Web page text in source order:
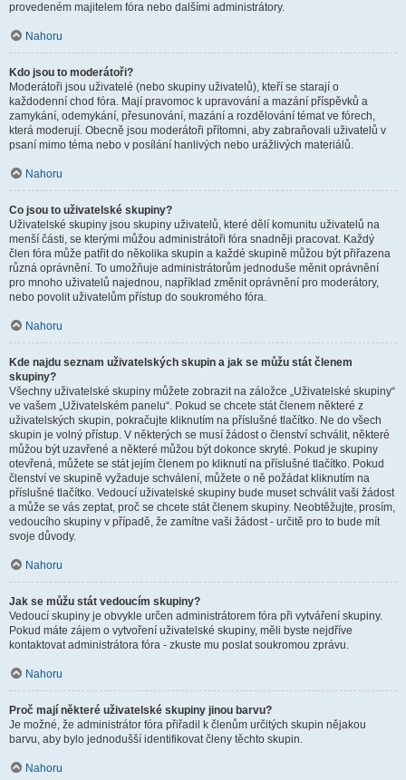
provedeném majitelem fóra nebo dalšími administrátory.
Nahoru
Kdo jsou to moderátoři?
Moderátoři jsou uživatelé (nebo skupiny uživatelů), kteří se starají o
každodenní chod fóra. Mají pravomoc k upravování a mazání příspěvků a
zamykání, odemykání, přesunování, mazání a rozdělování témat ve fórech,
která moderují. Obecně jsou moderátoři přítomni, aby zabraňovali uživatelů v
psaní mimo téma nebo v posílání hanlivých nebo urážlivých materiálů.
Nahoru
Co jsou to uživatelské skupiny?
Uživatelské skupiny jsou skupiny uživatelů, které dělí komunitu uživatelů na
menší části, se kterými můžou administrátoři fóra snadněji pracovat. Každý
člen fóra může patřit do několika skupin a každé skupině můžou být přiřazena
různá oprávnění. To umožňuje administrátorům jednoduše měnit oprávnění
pro mnoho uživatelů najednou, například změnit oprávnění pro moderátory,
nebo povolit uživatelům přístup do soukromého fóra.
Nahoru
Kde najdu seznam uživatelských skupin a jak se můžu stát členem
skupiny?
Všechny uživatelské skupiny můžete zobrazit na záložce „Uživatelské skupiny“
ve vašem „Uživatelském panelu“. Pokud se chcete stát členem některé z
uživatelských skupin, pokračujte kliknutím na příslušné tlačítko. Ne do všech
skupin je volný přístup. V některých se musí žádost o členství schválit, některé
můžou být uzavřené a některé můžou být dokonce skryté. Pokud je skupiny
otevřená, můžete se stát jejím členem po kliknutí na příslušné tlačítko. Pokud
členství ve skupině vyžaduje schválení, můžete o ně požádat kliknutím na
příslušné tlačítko. Vedoucí uživatelské skupiny bude muset schválit vaši žádost
a může se vás zeptat, proč se chcete stát členem skupiny. Neobtěžujte, prosím,
vedoucího skupiny v případě, že zamítne vaši žádost - určitě pro to bude mít
svoje důvody.
Nahoru
Jak se můžu stát vedoucím skupiny?
Vedoucí skupiny je obvykle určen administrátorem fóra při vytváření skupiny.
Pokud máte zájem o vytvoření uživatelské skupiny, měli byste nejdříve
kontaktovat administrátora fóra - zkuste mu poslat soukromou zprávu.
Nahoru
Proč mají některé uživatelské skupiny jinou barvu?
Je možné, že administrátor fóra přiřadil k členům určitých skupin nějakou
barvu, aby bylo jednodušší identifikovat členy těchto skupin.
Nahoru